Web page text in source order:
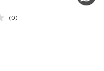
Sin
(0)